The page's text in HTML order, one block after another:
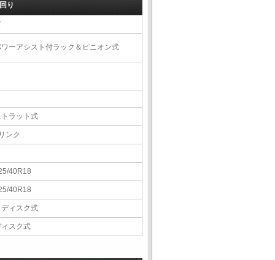
り
ーアシスト付ラック＆ピニオン式
ラット式
ンク
40R18
40R18
ィスク式
スク式